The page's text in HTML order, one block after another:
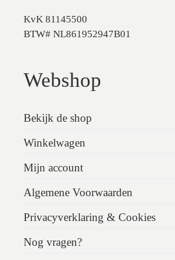
KvK 81145500
BTW# NL861952947B01
Webshop
Bekijk de shop
Winkelwagen
Mijn account
Algemene Voorwaarden
Privacyverklaring & Cookies
Nog vragen?